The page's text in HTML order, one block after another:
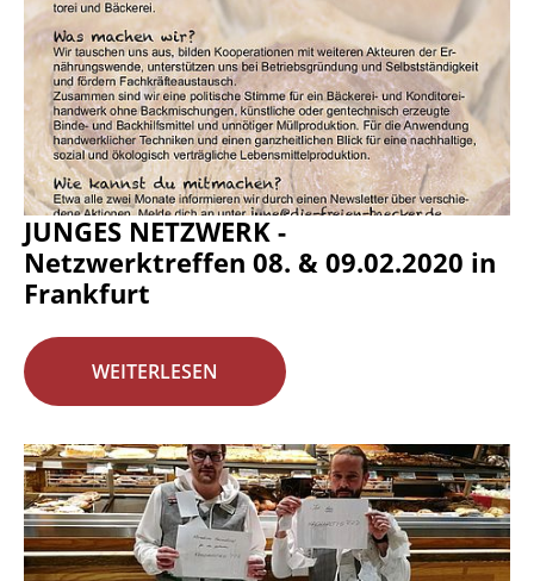
JUNGES NETZWERK -
Netzwerktreffen 08. & 09.02.2020 in
Frankfurt
WEITERLESEN